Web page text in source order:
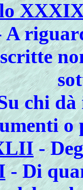
chi dà
o
-
- Di